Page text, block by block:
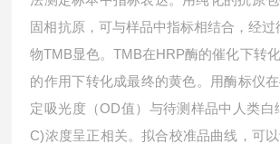
固相抗原，可与样品中指标相结合，经
物TMB显色。TMB在HRP酶的催化下转
的作用下转化成最终的黄色。用酶标仪
定吸光度（OD值）与待测样品中 人类
C)浓度呈正相关。拟合校准品曲线，可